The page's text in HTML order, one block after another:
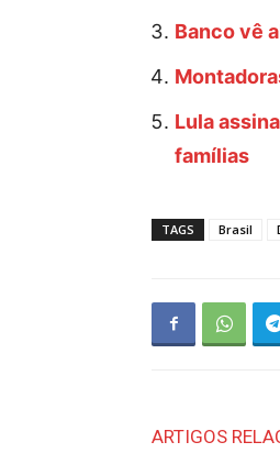
Banco vê
Lula
famílias
TAGS Brasil
ARTIGOS